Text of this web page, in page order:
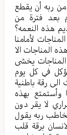
من ربه أن يقطع
فترة من
هذه النعمه؟
لأمامنا
المناجات الا
يخشى
في كل يوم
رقة باطنية
وأستمتع بهذه
لا يقر دون
يخاطب ربه يقول
برقة قلب